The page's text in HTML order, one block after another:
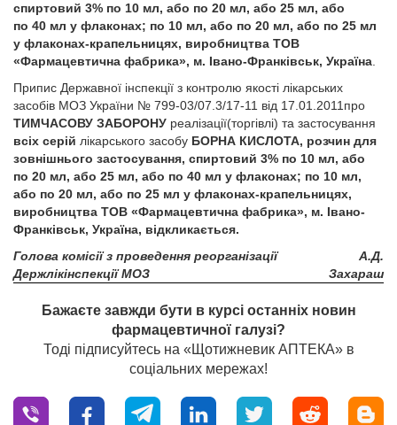
спиртовий 3% по 10 мл, або по 20 мл, або 25 мл, або
по 40 мл у флаконах; по 10 мл, або по 20 мл, або по 25 мл
у флаконах-крапельницях, виробництва ТОВ
«Фармацевтична фабрика», м. Івано-Франківськ, Україна
Припис Державної інспекції з контролю якості лікарських
засобів МОЗ України № 799-03/07.3/17-11 від 17.01.2011про
ТИМЧАСОВУ ЗАБОРОНУ реалізації(торгівлі) та застосування
всіх серій лікарського засобу БОРНА КИСЛОТА, розчин для
зовнішнього застосування, спиртовий 3% по 10 мл, або
по 20 мл, або 25 мл, або по 40 мл у флаконах; по 10 мл,
або по 20 мл, або по 25 мл у флаконах-крапельницях,
виробництва ТОВ «Фармацевтична фабрика», м. Івано-
Франківськ, Україна, відкликається.
Голова комісії з проведення реорганізації
Держлікінспекції МОЗ
А.Д.
Захараш
Бажаєте завжди бути в курсі останніх новин
фармацевтичної галузі?
Тоді підписуйтесь на «Щотижневик АПТЕКА» в
соціальних мережах!